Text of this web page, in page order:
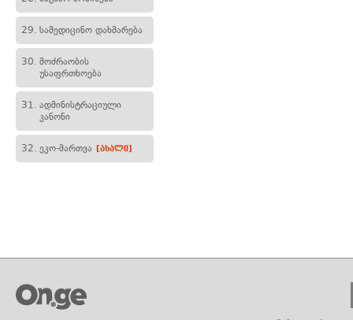
29. სამედიცინო დახმარება
30. მოძრაობის
უსაფრთხოება
31. ადმინისტრაციული
კანონი
32. ეკო-მართვა [ახალი]